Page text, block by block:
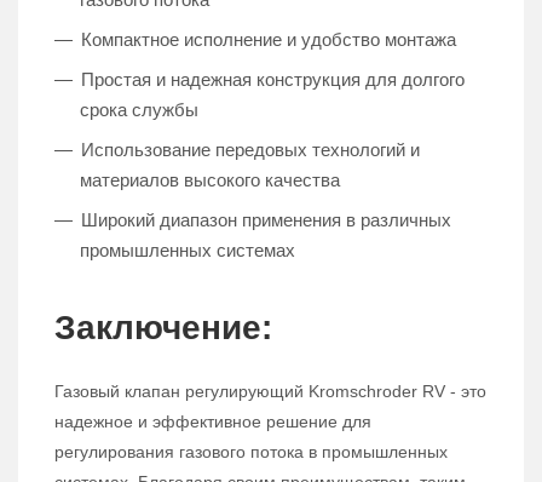
Компактное исполнение и удобство монтажа
Простая и надежная конструкция для долгого
срока службы
Использование передовых технологий и
материалов высокого качества
Широкий диапазон применения в различных
промышленных системах
Заключение:
Газовый клапан регулирующий Kromschroder RV - это
надежное и эффективное решение для
регулирования газового потока в промышленных